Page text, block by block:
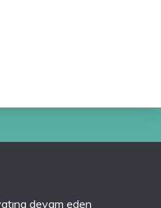
devam eden